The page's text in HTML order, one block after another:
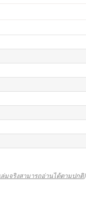
ล่มจริงสามารถอ่านได้ตามปกติ)